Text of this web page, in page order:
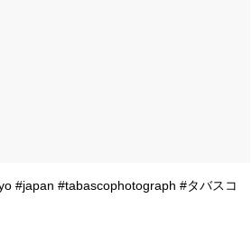
#japan #tabascophotograph #タバスコ